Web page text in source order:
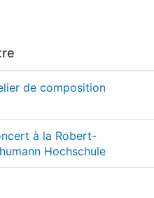
de composition
à la Robert-
Hochschule